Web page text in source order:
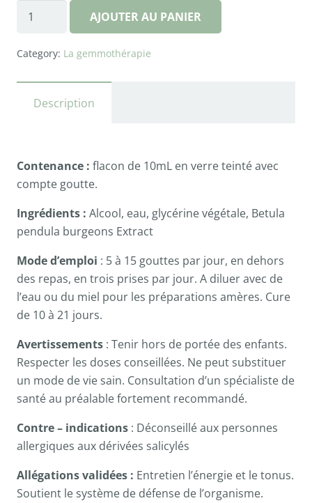
Bouleau
verruqueux
AJOUTER AU PANIER
Category: La gemmothérapie
Description
Contenance : flacon de 10mL en verre teinté avec
compte goutte.
Ingrédients : Alcool, eau, glycérine végétale, Betula
pendula burgeons Extract
Mode d’emploi : 5 à 15 gouttes par jour, en dehors
des repas, en trois prises par jour. A diluer avec de
l’eau ou du miel pour les préparations amères. Cure
de 10 à 21 jours.
Avertissements : Tenir hors de portée des enfants.
Respecter les doses conseillées. Ne peut substituer
un mode de vie sain. Consultation d’un spécialiste de
santé au préalable fortement recommandé.
Contre – indications : Déconseillé aux personnes
allergiques aux dérivées salicylés
Allégations validées : Entretien l’énergie et le tonus.
Soutient le système de défense de l’organisme.